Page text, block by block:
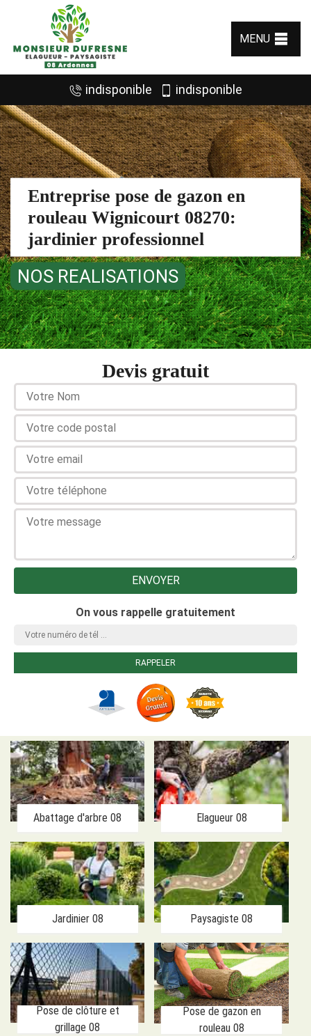
MENU
indisponible indisponible
Entreprise pose de gazon en
rouleau Wignicourt 08270:
jardinier professionnel
NOS REALISATIONS
Devis gratuit
On vous rappelle gratuitement
Abattage d'arbre 08 Elagueur 08
Jardinier 08 Paysagiste 08
Pose de clôture et
grillage 08
Pose de gazon en
rouleau 08